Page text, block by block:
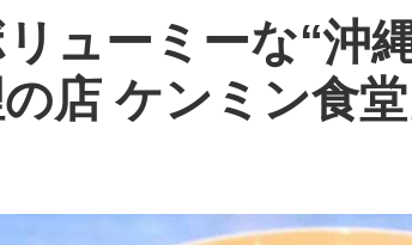
ューミーな“沖
店 ケンミン食